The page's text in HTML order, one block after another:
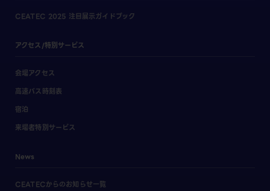
CEATEC 2025 注目展示ガイドブック
アクセス/特別サービス
会場アクセス
高速バス時刻表
宿泊
来場者特別サービス
News
CEATECからのお知らせ一覧